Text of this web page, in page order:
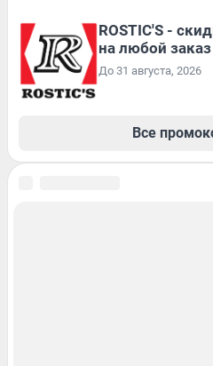
ROSTIC'S -
на любой
До 31 августа, 2026
Все